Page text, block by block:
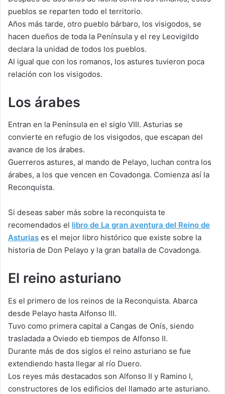
pueblos se reparten todo el territorio.
Años más tarde, otro pueblo bárbaro, los visigodos, se
hacen dueños de toda la Península y el rey Leovigildo
declara la unidad de todos los pueblos.
Al igual que con los romanos, los astures tuvieron poca
relación con los visigodos.
Los árabes
Entran en la Península en el siglo VIII. Asturias se
convierte en refugio de los visigodos, que escapan del
avance de los árabes.
Guerreros astures, al mando de Pelayo, luchan contra los
árabes, a los que vencen en Covadonga. Comienza así la
Reconquista.
Si deseas saber más sobre la reconquista te
recomendados el libro de La gran aventura del Reino de
Asturias es el mejor libro histórico que existe sobre la
historia de Don Pelayo y la gran batalla de Covadonga.
El reino asturiano
Es el primero de los reinos de la Reconquista. Abarca
desde Pelayo hasta Alfonso III.
Tuvo como primera capital a Cangas de Onís, siendo
trasladada a Oviedo eb tiempos de Alfonso II.
Durante más de dos siglos el reino asturiano se fue
extendiendo hasta llegar al río Duero.
Los reyes más destacados son Alfonso II y Ramino I,
constructores de los edificios del llamado arte asturiano.